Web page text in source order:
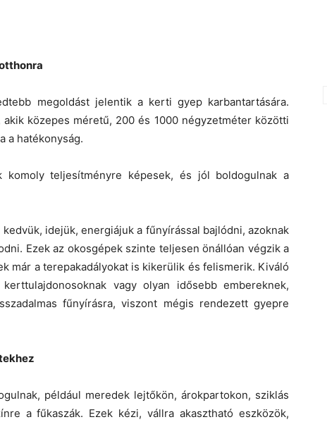
megoldást jelentik a kerti gyep karbantartására.
közepes méretű, 200 és 1000 négyzetméter közötti
a hatékonyság.
teljesítményre képesek, és jól boldogulnak a
idejük, energiájuk a fűnyírással bajlódni, azoknak
Ezek az okosgépek szinte teljesen önállóan végzik a
már a terepakadályokat is kikerülik és felismerik. Kiváló
vagy olyan idősebb embereknek,
fűnyírásra, viszont mégis rendezett gyepre
például meredek lejtőkön, árokpartokon, sziklás
a fűkaszák. Ezek kézi, vállra akasztható eszközök,